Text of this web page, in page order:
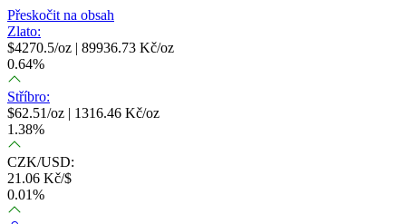
Přeskočit na obsah
Zlato:
$4270.5/oz | 89936.73 Kč/oz
0.64%
Stříbro:
$62.51/oz | 1316.46 Kč/oz
1.38%
CZK/USD:
21.06 Kč/$
0.01%